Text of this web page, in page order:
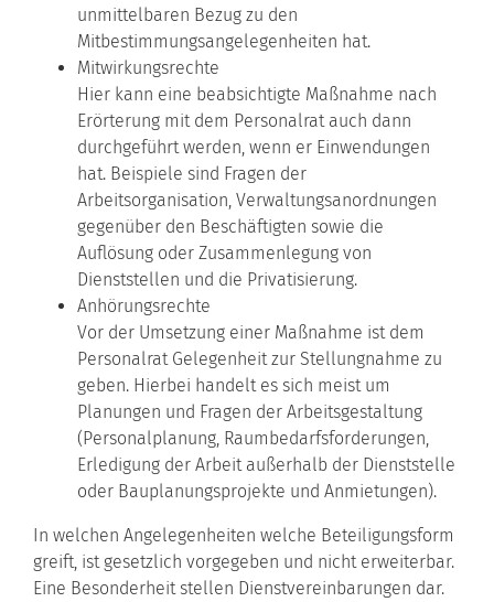
unmittelbaren Bezug zu den
Mitbestimmungsangelegenheiten hat.
Mitwirkungsrechte
Hier kann eine beabsichtigte Maßnahme nach
Erörterung mit dem Personalrat auch dann
durchgeführt werden, wenn er Einwendungen
hat. Beispiele sind Fragen der
Arbeitsorganisation, Verwaltungsanordnungen
gegenüber den Beschäftigten sowie die
Auflösung oder Zusammenlegung von
Dienststellen und die Privatisierung.
Anhörungsrechte
Vor der Umsetzung einer Maßnahme ist dem
Personalrat Gelegenheit zur Stellungnahme zu
geben. Hierbei handelt es sich meist um
Planungen und Fragen der Arbeitsgestaltung
(Personalplanung, Raumbedarfsforderungen,
Erledigung der Arbeit außerhalb der Dienststelle
oder Bauplanungsprojekte und Anmietungen).
In welchen Angelegenheiten welche Beteiligungsform
greift, ist gesetzlich vorgegeben und nicht erweiterbar.
Eine Besonderheit stellen Dienstvereinbarungen dar.